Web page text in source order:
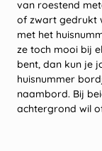
van roestend
of zwart gedrukt
met het
ze toch mooi bij
bent, dan kun je
huisnummer
naambord. Bij
achtergrond wil